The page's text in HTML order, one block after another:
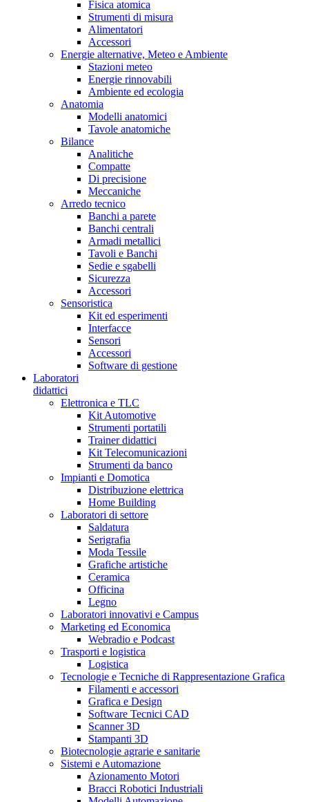
Fisica atomica
Strumenti di misura
Alimentatori
Accessori
Energie alternative, Meteo e Ambiente
Stazioni meteo
Energie rinnovabili
Ambiente ed ecologia
Anatomia
Modelli anatomici
Tavole anatomiche
Bilance
Analitiche
Compatte
Di precisione
Meccaniche
Arredo tecnico
Banchi a parete
Banchi centrali
Armadi metallici
Tavoli e Banchi
Sedie e sgabelli
Sicurezza
Accessori
Sensoristica
Kit ed esperimenti
Interfacce
Sensori
Accessori
Software di gestione
Laboratori
didattici
Elettronica e TLC
Kit Automotive
Strumenti portatili
Trainer didattici
Kit Telecomunicazioni
Strumenti da banco
Impianti e Domotica
Distribuzione elettrica
Home Building
Laboratori di settore
Saldatura
Serigrafia
Moda Tessile
Grafiche artistiche
Ceramica
Officina
Legno
Laboratori innovativi e Campus
Marketing ed Economica
Webradio e Podcast
Trasporti e logistica
Logistica
Tecnologie e Tecniche di Rappresentazione Grafica
Filamenti e accessori
Grafica e Design
Software Tecnici CAD
Scanner 3D
Stampanti 3D
Biotecnologie agrarie e sanitarie
Sistemi e Automazione
Azionamento Motori
Bracci Robotici Industriali